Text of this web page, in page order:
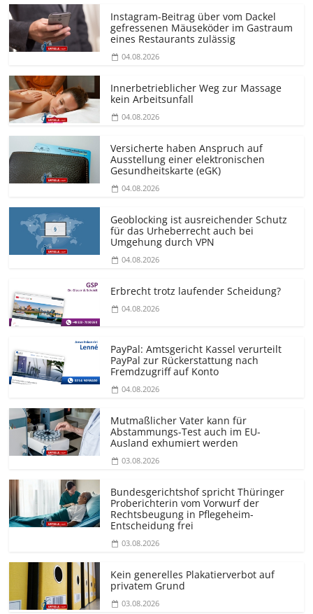
Instagram-Beitrag über vom Dackel
gefressenen Mäuseköder im Gastraum
eines Restaurants zulässig
04.08.2026
Innerbetrieblicher Weg zur Massage
kein Arbeitsunfall
04.08.2026
Versicherte haben Anspruch auf
Ausstellung einer elektronischen
Gesundheitskarte (eGK)
04.08.2026
Geoblocking ist ausreichender Schutz
für das Urheberrecht auch bei
Umgehung durch VPN
04.08.2026
Erbrecht trotz laufender Scheidung?
04.08.2026
PayPal: Amtsgericht Kassel verurteilt
PayPal zur Rückerstattung nach
Fremdzugriff auf Konto
04.08.2026
Mutmaßlicher Vater kann für
Abstammungs-Test auch im EU-
Ausland exhumiert werden
03.08.2026
Bundesgerichtshof spricht Thüringer
Proberichterin vom Vorwurf der
Rechtsbeugung in Pflegeheim-
Entscheidung frei
03.08.2026
Kein generelles Plakatierverbot auf
privatem Grund
03.08.2026